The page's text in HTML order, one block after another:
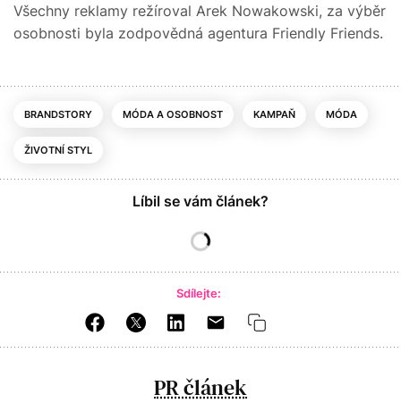
Všechny reklamy režíroval Arek Nowakowski, za výběr
osobnosti byla zodpovědná agentura Friendly Friends.
BRANDSTORY MÓDA A OSOBNOST KAMPAŇ MÓDA
ŽIVOTNÍ STYL
Líbil se vám článek?
Sdílejte:
PR článek